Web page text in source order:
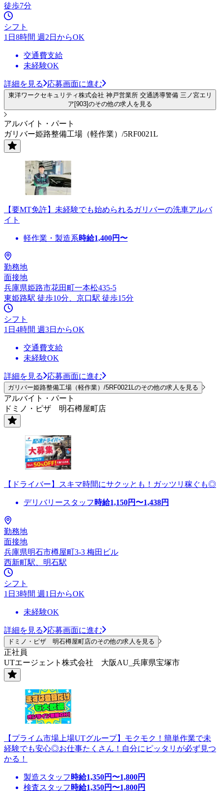
徒歩7分
シフト
1日8時間 週2日からOK
交通費支給
未経験OK
詳細を見る 応募画面に進む
東洋ワークセキュリティ株式会社 神戸営業所 交通誘導警備 三ノ宮エリ
ア[903]のその他の求人を見る
アルバイト・パート
ガリバー姫路整備工場（軽作業）/5RF0021L
【要MT免許】未経験でも始められるガリバーの洗車アルバ
イト
軽作業・製造系時給1,400円〜
勤務地
面接地
兵庫県姫路市花田町一本松435-5
東姫路駅 徒歩10分、京口駅 徒歩15分
シフト
1日4時間 週3日からOK
交通費支給
未経験OK
詳細を見る 応募画面に進む
ガリバー姫路整備工場（軽作業）/5RF0021Lのその他の求人を見る
アルバイト・パート
ドミノ・ピザ 明石樽屋町店
【ドライバー】スキマ時間にサクッとも！ガッツリ稼ぐも◎
デリバリースタッフ 時給1,150円〜1,438円
勤務地
面接地
兵庫県明石市樽屋町3-3 梅田ビル
西新町駅、明石駅
シフト
1日3時間 週1日からOK
未経験OK
詳細を見る 応募画面に進む
ドミノ・ピザ 明石樽屋町店のその他の求人を見る
正社員
UTエージェント株式会社 大阪AU_兵庫県宝塚市
【プライム市場上場UTグループ】モクモク！簡単作業で未
経験でも安心◎お仕事たくさん！自分にピッタリが必ず見つ
かる！
製造スタッフ 時給1,350円〜1,800円
検査スタッフ 時給1,350円〜1,800円